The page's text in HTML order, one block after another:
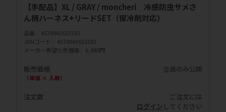
【手配品】XL / GRAY / moncheri 冷感防虫サメさ
ん柄ハーネス+リードSET（保冷剤対応）
品番
4570043633382
JANコード
4570043633382
メーカー希望小売価格
6,980円
販売価格
（単価 × 入数）
会員のみ公開
注文数
ご注文には
ログイン してください